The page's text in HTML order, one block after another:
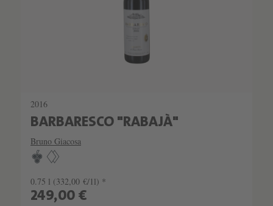
2016
BARBARESCO "RABAJÀ"
Bruno Giacosa
0.75 l (332,00 €/1l) *
249,00 €